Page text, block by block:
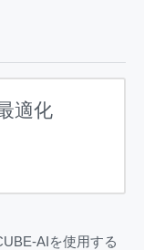
AIを使用する